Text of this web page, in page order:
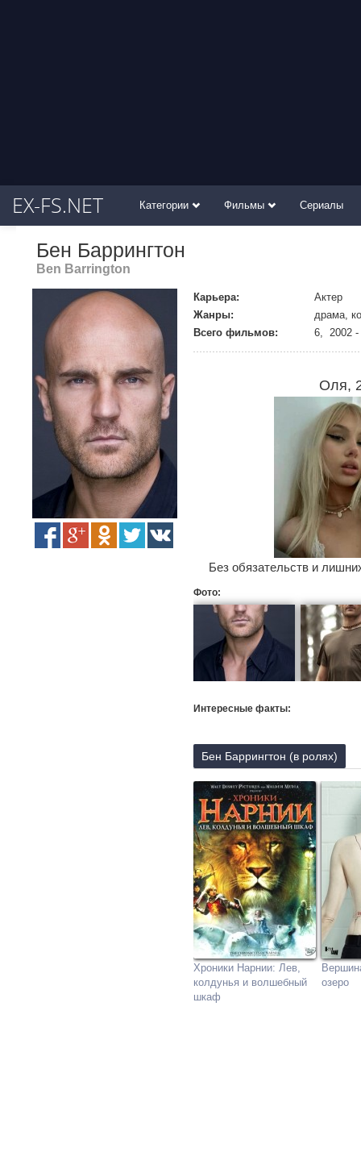
EX-FS.NET Категории Фильмы Сериалы
Бен Баррингтон
Ben Barrington
Карьера:
Актер
Жанры:
драма,
Всего фильмов:
6, 2002 -
Оля,
Без обязательств и
Фото:
Интересные факты:
Бен Баррингтон (в ролях)
Хроники Нарнии: Лев,
колдунья и волшебный
шкаф
озеро